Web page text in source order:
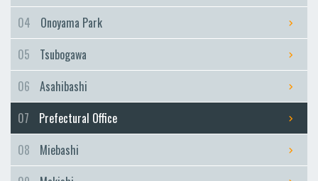
04
Onoyama Park
05
Tsubogawa
06
Asahibashi
07
Prefectural Office
08
Miebashi